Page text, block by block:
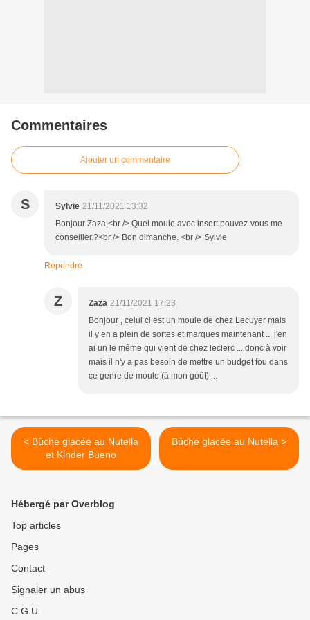
Commentaires
Ajouter un commentaire
S Sylvie 21/11/2021 13:32
Bonjour Zaza,<br /> Quel moule avec insert pouvez-vous me
conseiller.?<br /> Bon dimanche. <br /> Sylvie
Répondre
Z Zaza 21/11/2021 17:23
Bonjour , celui ci est un moule de chez Lecuyer mais
il y en a plein de sortes et marques maintenant ... j'en
ai un le même qui vient de chez leclerc ... donc à voir
mais il n'y a pas besoin de mettre un budget fou dans
ce genre de moule (à mon goût) ...
< Bûche glacée au Nutella
et Kinder Bueno
Bûche glacée au Nutella >
Hébergé par Overblog
Top articles
Pages
Contact
Signaler un abus
C.G.U.